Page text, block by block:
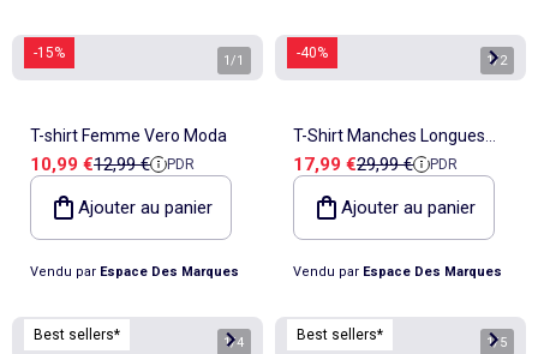
-15% 1 /1
T-shirt Femme Vero Moda
Prix de vente
10,99 €Prix de référence
12,99 € PDR
Ajouter au panier
Vendu par Espace Des Marques
-40% 1/2
T-Shirt Manches Longues
Femme Vero Moda
Prix de vente
17,99 €Prix de référence
29,99 € PDR
Ajouter au panier
Vendu par Espace Des Marques
Best sellers* 1/4 Best sellers* 1/5